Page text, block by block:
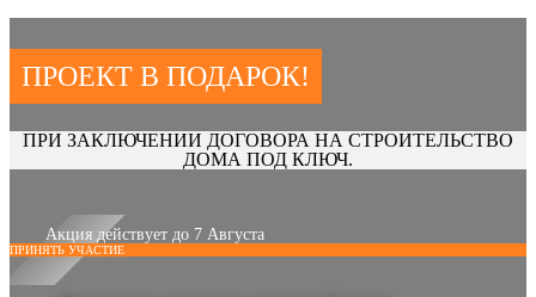
ПРОЕКТ В ПОДАРОК!
ПРИ ЗАКЛЮЧЕНИИ ДОГОВОРА НА СТРОИТЕЛЬСТВО
ДОМА ПОД КЛЮЧ.
Акция действует до 7 Августа
ПРИНЯТЬ УЧАСТИЕ